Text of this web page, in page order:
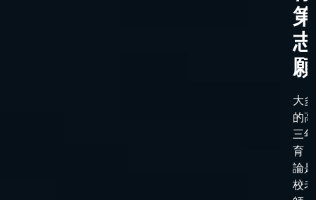
志
大
的
三
育
論
校老